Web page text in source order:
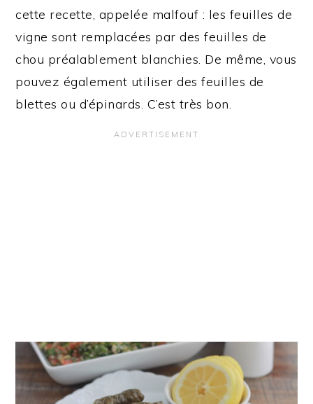
cette recette, appelée malfouf : les feuilles de
vigne sont remplacées par des feuilles de
chou préalablement blanchies. De même, vous
pouvez également utiliser des feuilles de
blettes ou d’épinards. C’est très bon.